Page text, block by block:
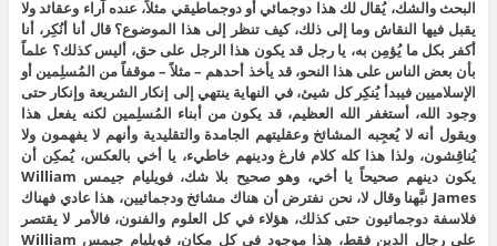
البحث والشك، يُقال لك هذا دوجمائي أو دوجماطيقي مثلاً، عنده آراء وعقائد ولا
يقبل فيها النقاش وما إلى ذلك، كيف تنظر إلى هذا الموضوع؟ قال أنا أنُكِر، أنا
أكفر بكل ما يُؤمِن به، يا رجل قد يكون هذا الرجل على حق، أليس كذلك؟ علماً
بأن بعض الناس على هذا النحو، قد يأخذ أحدهم – مثلاً – موقفاً من المُسلِمين أو
الإسلاميين فيبدأ يُنكِر كل شيئ، في النهاية ينتهي إلى إنكار الشريعة وإنكار حتى
وجود الله، أستغفر الله العظيم، قد يكون من أبناء المُسلِمين لكنه يفعل هذا
ويقول أنه لا يُعجِبه المشائخ وعقليتهم الجامدة والتقليدية وأنهم لا يفهمون ولا
يُناقِشون، ولذا هذا كله كلام فارغ ودينهم خاطيء، يا أخي بالعكس، يُمكِن أن
يكون دينهم صحيحاً يا أخي، وهو صحيح بلا شك، فويليام جيمس William
James نبَّهنا وقال لا، نحن نفترض أن هناك مشائخ ودجمائيين، هذا عادي فهناك
فلاسفة دوجمائيون حتى كذلك، هؤلاء في كل العلوم والفنون، فالأمر لا يقتصر
على رجال الدين فقط، هذا موجود في كل مكان، فويليام جيمس William